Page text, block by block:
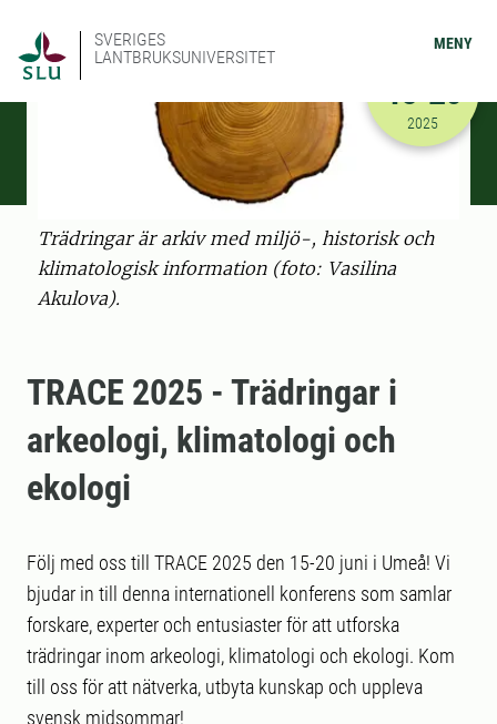
SVERIGES
LANTBRUKSUNIVERSITET
MENY
Trädringar är arkiv med miljö-, historisk och
klimatologisk information (foto: Vasilina
Akulova).
2025-06-
15-20
2025
TRACE 2025 - Trädringar i
arkeologi, klimatologi och
ekologi
Följ med oss till TRACE 2025 den 15-20 juni i Umeå! Vi
bjudar in till denna internationell konferens som samlar
forskare, experter och entusiaster för att utforska
trädringar inom arkeologi, klimatologi och ekologi. Kom
till oss för att nätverka, utbyta kunskap och uppleva
svensk midsommar!